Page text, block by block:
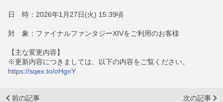
日 時：2026年1月27日(火) 15:39頃
対 象：ファイナルファンタジーXIVをご利用のお客様
【主な変更内容】
※更新内容につきましては、以下の内容をご覧ください。
https://sqex.to/oHgnY
前の記事 次の記事